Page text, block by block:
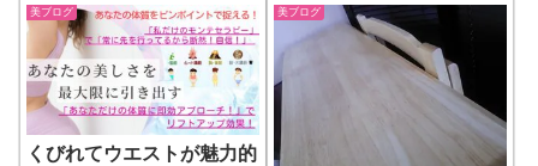
美ブログ
くびれてウエストが魅力的
美ブログ